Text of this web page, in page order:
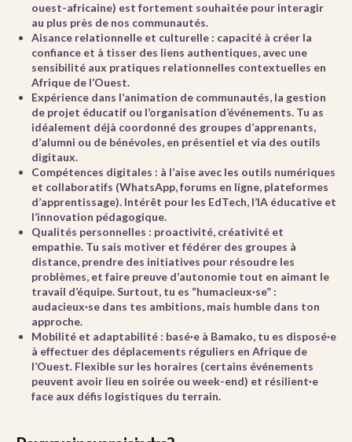
ouest-africaine) est fortement souhaitée pour interagir
au plus près de nos communautés.
Aisance relationnelle et culturelle : capacité à créer la
confiance et à tisser des liens authentiques, avec une
sensibilité aux pratiques relationnelles contextuelles en
Afrique de l’Ouest.
Expérience dans l’animation de communautés, la gestion
de projet éducatif ou l’organisation d’événements. Tu as
idéalement déjà coordonné des groupes d’apprenants,
d’alumni ou de bénévoles, en présentiel et via des outils
digitaux.
Compétences digitales : à l’aise avec les outils numériques
et collaboratifs (WhatsApp, forums en ligne, plateformes
d’apprentissage). Intérêt pour les EdTech, l’IA éducative et
l’innovation pédagogique.
Qualités personnelles : proactivité, créativité et
empathie. Tu sais motiver et fédérer des groupes à
distance, prendre des initiatives pour résoudre les
problèmes, et faire preuve d’autonomie tout en aimant le
travail d’équipe. Surtout, tu es “humacieux·se” :
audacieux·se dans tes ambitions, mais humble dans ton
approche.
Mobilité et adaptabilité : basé·e à Bamako, tu es disposé·e
à effectuer des déplacements réguliers en Afrique de
l’Ouest. Flexible sur les horaires (certains événements
peuvent avoir lieu en soirée ou week-end) et résilient·e
face aux défis logistiques du terrain.